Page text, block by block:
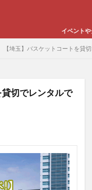
イベントやグルメ、スポーツなど
【埼玉】バスケットコートを貸
貸切でレンタルで